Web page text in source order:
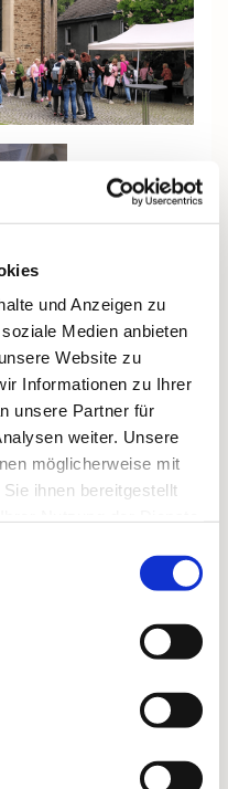
und Anzeigen zu
Medien anbieten
Website zu
Informationen zu Ihrer
unsere Partner für
weiter. Unsere
möglicherweise mit
ihnen bereitgestellt